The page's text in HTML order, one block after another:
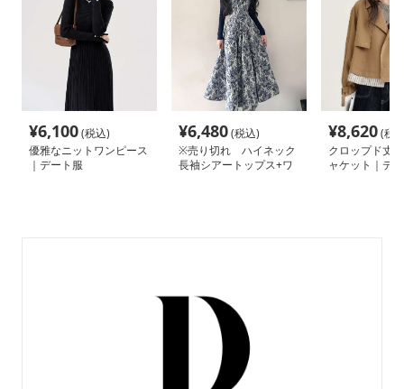
¥6,100(税込)
優雅なニットワンピース
｜デート服
¥6,480(税込)
※売り切れ ハイネック
長袖シアートップス+ワ
¥8,620(税
クロップド丈
ャケット｜デ